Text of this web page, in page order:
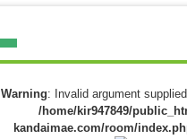
Warning: Invalid argument
/home/kir947849/
kandaimae.com/room/